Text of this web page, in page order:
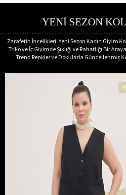
YENİ SEZON
Zarafetin İncelikleri: Yeni Sezon Kadın Giyim
Triko ve İç Giyimde Şıklığı ve Rahatlığı Bir
Trend Renkler ve Dokularla Güncellenmiş